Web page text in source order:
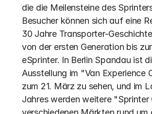
die die Meilensteine des
Besucher können sich auf eine
30 Jahre Transporter-
von der ersten Generation bis
eSprinter. In Berlin Spandau ist
Ausstellung im "Van Experience
zum 21. März zu sehen, und im
Jahres werden weitere "Sprinter